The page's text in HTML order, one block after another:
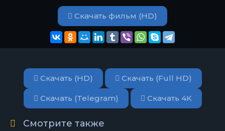
Скачать фильм (HD)
Скачать (HD) Скачать (Full HD)
Скачать (Telegram) Скачать 4K
Смотрите также